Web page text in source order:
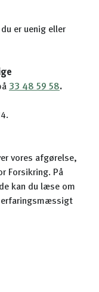
er uenig eller
33 48 59 58.
vores afgørelse,
Forsikring. På
kan du læse om